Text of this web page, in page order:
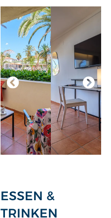
ESSEN &
TRINKEN